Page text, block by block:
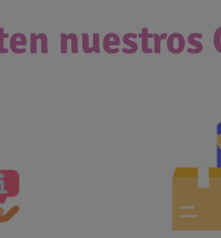
nuestros